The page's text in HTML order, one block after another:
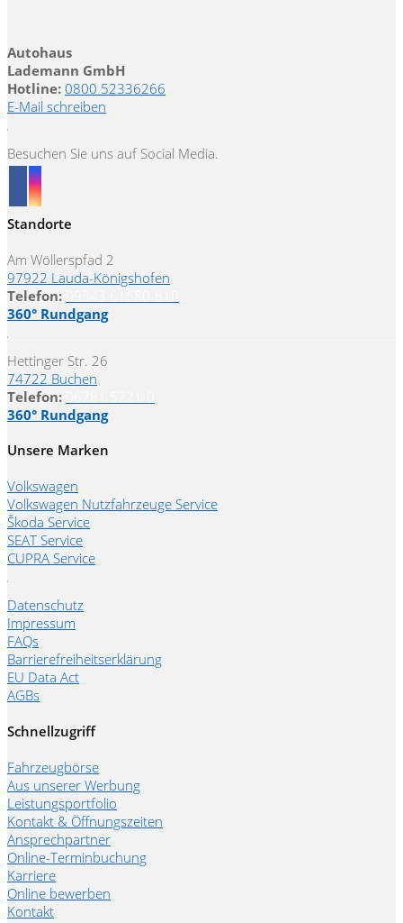
Autohaus
Lademann GmbH
Hotline: 0800 52336266
E-Mail schreiben
Besuchen Sie uns auf Social Media.
Standorte
Am Wöllerspfad 2
97922 Lauda-Königshofen
Telefon:
360° Rundgang
Hettinger Str. 26
74722 Buchen
Telefon:
360° Rundgang
Unsere Marken
Volkswagen
Volkswagen Nutzfahrzeuge Service
Škoda Service
SEAT Service
CUPRA Service
Datenschutz
Impressum
FAQs
Barrierefreiheitserklärung
EU Data Act
AGBs
Schnellzugriff
Fahrzeugbörse
Aus unserer Werbung
Leistungsportfolio
Kontakt & Öffnungszeiten
Ansprechpartner
Online-Terminbuchung
Karriere
Online bewerben
Kontakt